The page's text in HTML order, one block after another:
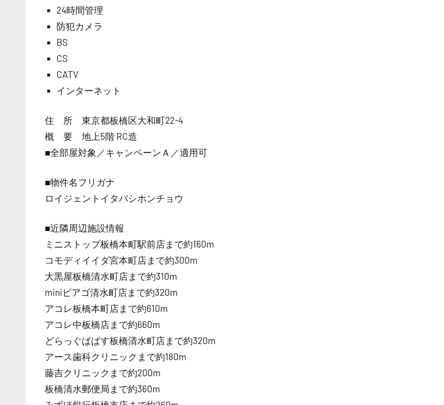
24時間管理
防犯カメラ
BS
CS
CATV
インターネット
住 所 東京都板橋区大和町22-4
概 要 地上5階 RC造
■全部屋対象／キャンペーンＡ／適用可
■物件名フリガナ
ロイジェントイタバシホンチョウ
■近隣周辺施設情報
ミニストップ板橋本町駅前店まで約160m
コモディイイダ宮本町店まで約300m
大黒屋板橋清水町店まで約310m
miniピアゴ清水町店まで約320m
アコレ板橋本町店まで約610m
アコレ中板橋店まで約660m
どらっぐぱぱす板橋清水町店まで約320m
アース歯科クリニックまで約180m
藤吉クリニックまで約200m
板橋清水郵便局まで約360m